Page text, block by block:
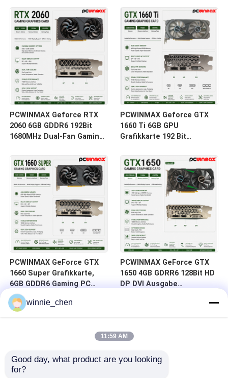
Spiel
Tracing für Gaming PC
OEM Großhandel
PCWINMAX Geforce RTX
2060 6GB GDDR6 192Bit
1680MHz Dual-Fan Gaming
auf Lager für Desktop-
Computer
PCWINMAX Geforce GTX
1660 Ti 6GB GPU
Grafikkarte 192 Bit
DVI 14Gbps Speicher
PCWINMAX GeForce GTX
1660 Super Grafikkarte,
6GB GDDR6 Gaming PC
GPU 192bit Videokarte
PCIe 3.0 x16 1660S
Spielkarten
PCWINMAX GeForce GTX
1650 4GB GDRR6 128Bit HD
DP DVI Ausgabe
winnie_chen
11:59 AM
Good day, what product are you looking
for?